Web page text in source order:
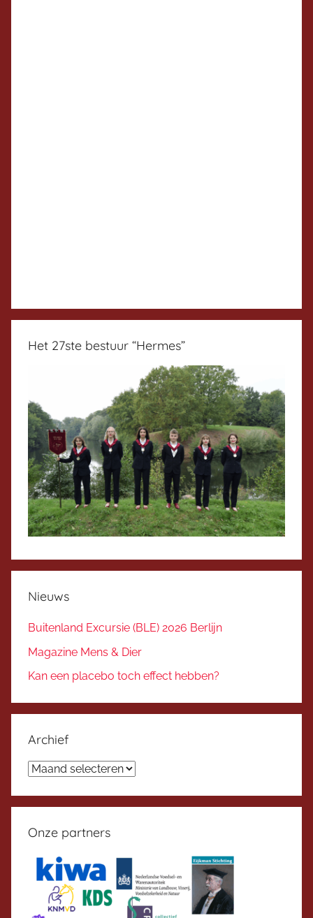
Het 27ste bestuur “Hermes”
Nieuws
Buitenland Excursie (BLE) 2026 Berlijn
Magazine Mens & Dier
Kan een placebo toch effect hebben?
Archief
Archief
Onze partners